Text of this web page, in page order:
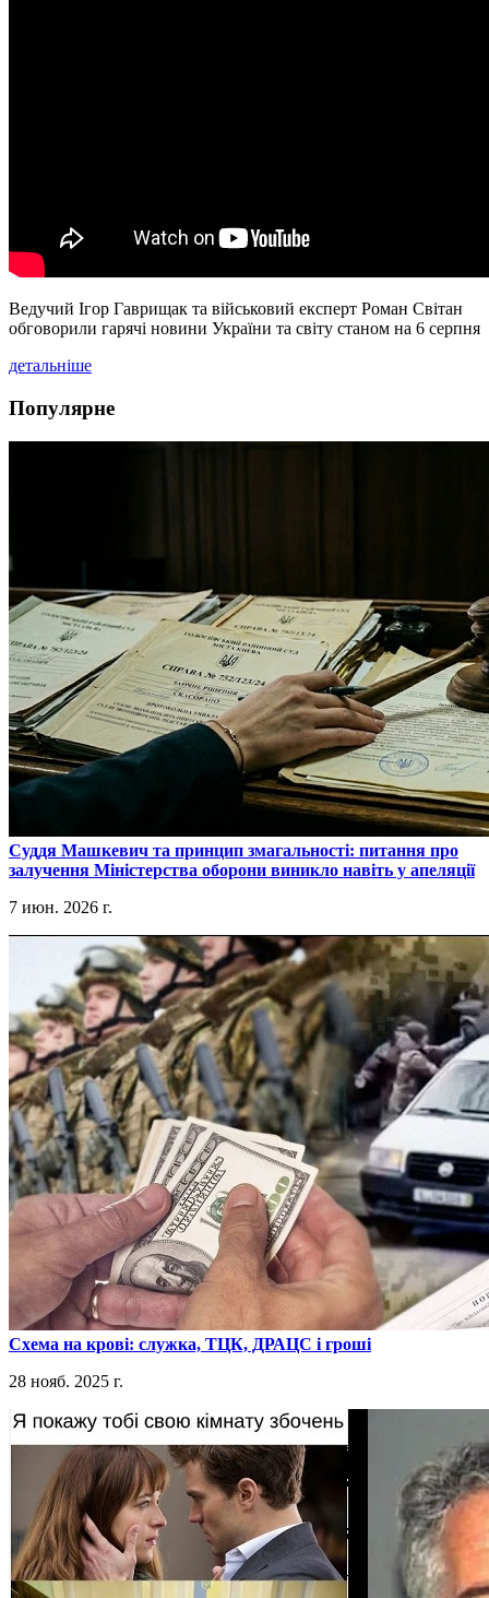
Ведучий Ігор Гаврищак та військовий експерт Роман Світан
обговорили гарячі новини України та світу станом на 6 серпня
детальніше
Популярне
​Суддя Машкевич та принцип змагальності: питання про
залучення Міністерства оборони виникло навіть у апеляції
7 июн. 2026 г.
​Схема на крові: служка, ТЦК, ДРАЦС і гроші
28 нояб. 2025 г.